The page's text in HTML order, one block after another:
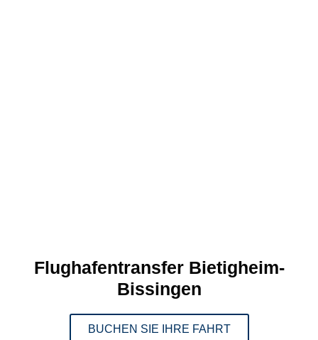
Flughafentransfer Bietigheim-
Bissingen
BUCHEN SIE IHRE FAHRT